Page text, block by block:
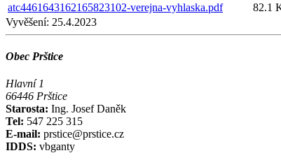
atc4461643162165823102-verejna-vyhlaska.pdf
82.1
Vyvěšení: 25.4.2023
Obec Prštice
Hlavní 1
66446 Prštice
Starosta: Ing. Josef Daněk
Tel: 547 225 315
E-mail: prstice@prstice.cz
IDDS: vbganty